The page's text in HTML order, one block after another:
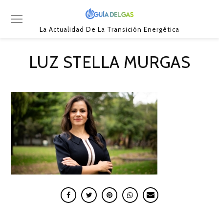
La Actualidad De La Transición Energética
LUZ STELLA MURGAS